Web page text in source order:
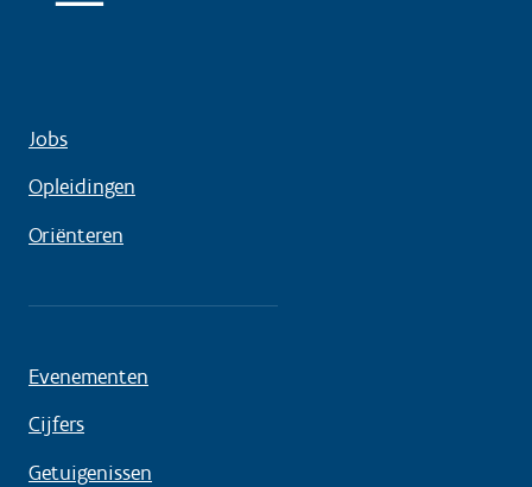
Jobs
Opleidingen
Oriënteren
Evenementen
Cijfers
Getuigenissen